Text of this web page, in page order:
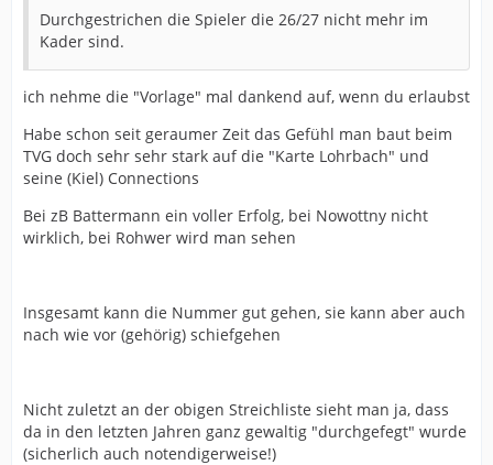
Durchgestrichen die Spieler die 26/27 nicht mehr im
Kader sind.
ich nehme die "Vorlage" mal dankend auf, wenn du erlaubst
Habe schon seit geraumer Zeit das Gefühl man baut beim
TVG doch sehr sehr stark auf die "Karte Lohrbach" und
seine (Kiel) Connections
Bei zB Battermann ein voller Erfolg, bei Nowottny nicht
wirklich, bei Rohwer wird man sehen
Insgesamt kann die Nummer gut gehen, sie kann aber auch
nach wie vor (gehörig) schiefgehen
Nicht zuletzt an der obigen Streichliste sieht man ja, dass
da in den letzten Jahren ganz gewaltig "durchgefegt" wurde
(sicherlich auch notendigerweise!)